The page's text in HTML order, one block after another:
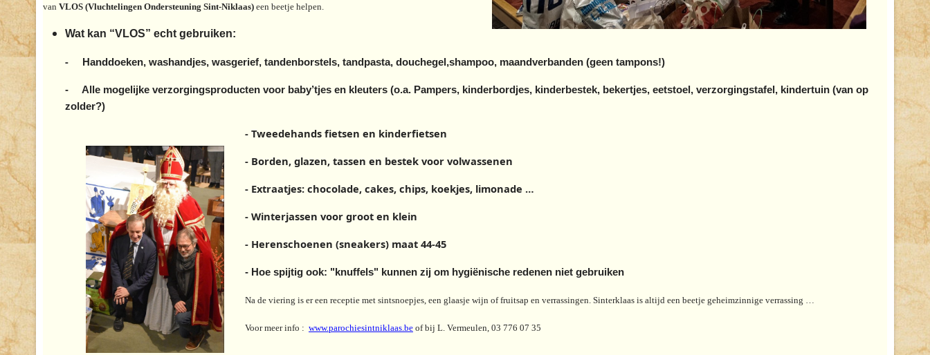
van VLOS (Vluchtelingen Ondersteuning Sint-Niklaas) een beetje helpen.
Wat kan “VLOS” echt gebruiken:
- Handdoeken, washandjes, wasgerief, tandenborstels, tandpasta, douchegel,shampoo, maandverbanden (geen tampons!)
- Alle mogelijke verzorgingsproducten voor baby’tjes en kleuters (o.a. Pampers, kinderbordjes, kinderbestek, bekertjes, eetstoel, verzorgingstafel, kindertuin (van op
zolder?)
- Tweedehands fietsen en kinderfietsen
- Borden, glazen, tassen en bestek voor volwassenen
- Extraatjes: chocolade, cakes, chips, koekjes, limonade …
- Winterjassen voor groot en klein
- Herenschoenen (sneakers) maat 44-45
- Hoe spijtig ook: "knuffels" kunnen zij om hygiënische redenen niet gebruiken
Na de viering is er een receptie met sintsnoepjes, een glaasje wijn of fruitsap en verrassingen. Sinterklaas is altijd een beetje geheimzinnige verrassing …
Voor meer info : www.parochiesintniklaas.be of bij L. Vermeulen, 03 776 07 35